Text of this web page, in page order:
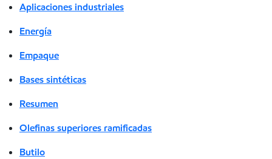
Aplicaciones industriales
Energía
Empaque
Bases sintéticas
Resumen
Olefinas superiores ramificadas
Butilo